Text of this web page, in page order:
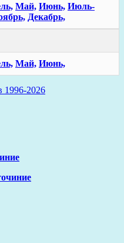
Май, Июнь, Июль-
Декабрь,
Май, Июнь,
1996-2026